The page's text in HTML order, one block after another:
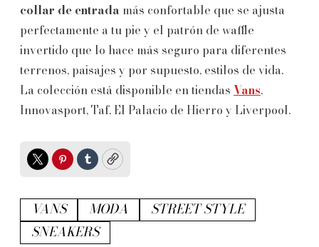
collar de entrada más confortable que se ajusta
perfectamente a tu pie y el patrón de waffle
invertido que lo hace más seguro para diferentes
terrenos, paisajes y por supuesto, estilos de vida.
La colección está disponible en tiendas Vans,
Innovasport, Taf, El Palacio de Hierro y Liverpool.
TwitterPinterest
TumblrCopy
VANS MODA
STREET STYLE
SNEAKERS